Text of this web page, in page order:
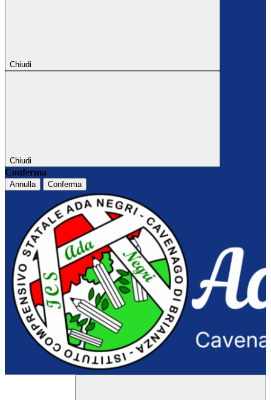
Chiudi
Chiudi
Conferma
Annulla Conferma